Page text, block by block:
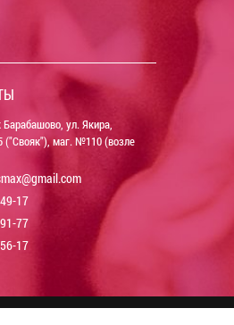
ул. Якира,
("Свояк"), маг. №110 (возле
17
77
17